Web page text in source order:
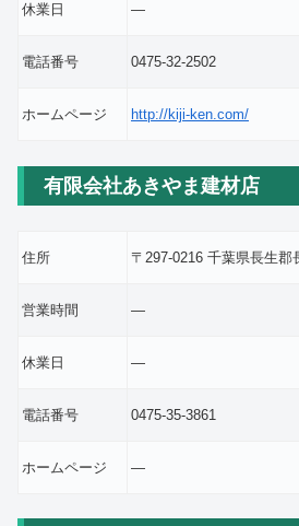
休業日 ―
電話番号 0475-32-2502
ホームページ http://kiji-ken.com/
有限会社あきやま建材店
住所 〒297-0216 千葉県長生
営業時間 ―
休業日 ―
電話番号 0475-35-3861
ホームページ ―